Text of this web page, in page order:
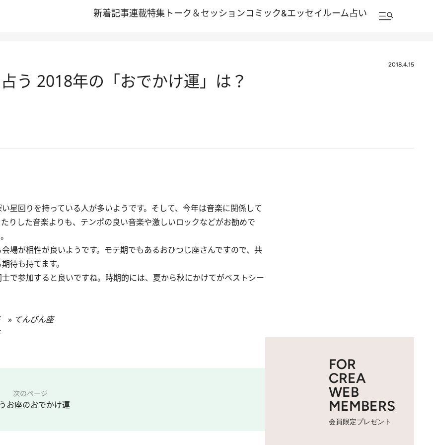
新着記事連載特集 トーク＆セッションコミック&エッセイルーム占い
2018.4.15
う 2018年の「おでかけ運」は？
星回りを持っている人が多いようです。そして、今年は音楽に関係して
りした音楽よりも、テンポの良い音楽や激しいロックなどがお勧めで
場が相性が良いようです。モテ期でもあるおひつじ座さんですので、共
待も持てます。
で参加すると良いですね。時期的には、夏から秋にかけてがベストシー
» てんびん座
次のページ
お座のおでかけ運
FOR
CREA
WEB
MEMBERS
会員限定プレゼント